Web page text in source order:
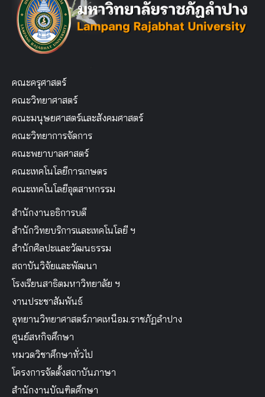
คณะครุศาสตร์
คณะวิทยาศาสตร์
คณะมนุษยศาสตร์และสังคมศาสตร์
คณะวิทยาการจัดการ
คณะพยาบาลศาสตร์
คณะเทคโนโลยีการเกษตร
คณะเทคโนโลยีอุตสาหกรรม
สำนักงานอธิการบดี
สำนักวิทยบริการและเทคโนโลยี ฯ
สำนักศิลปะและวัฒนธรรม
สถาบันวิจัยและพัฒนา
โรงเรียนสาธิตมหาวิทยาลัย ฯ
งานประชาสัมพันธ์
อุทยานวิทยาศาสตร์ภาคเหนือม.ราชภัฏลำปาง
ศูนย์สหกิจศึกษา
หมวดวิชาศึกษาทั่วไป
โครงการจัดตั้งสถาบันภาษา
สำนักงานบัณฑิตศึกษา